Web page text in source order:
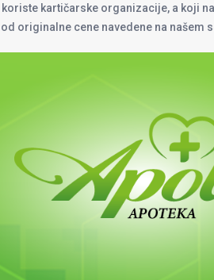
kartičarske organizacije, a koji
originalne cene navedene na našem